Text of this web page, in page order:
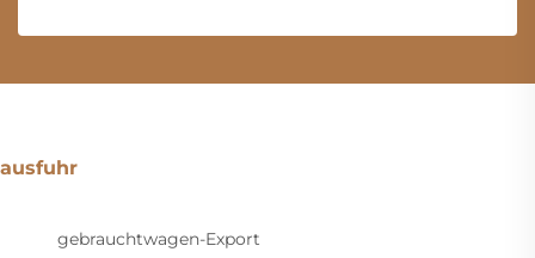
ausfuhr
gebrauchtwagen-Export